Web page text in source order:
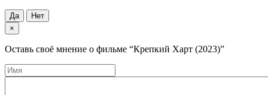
Да
Нет
×
Оставь своё мнение о фильме “Крепкий Харт (2023)”